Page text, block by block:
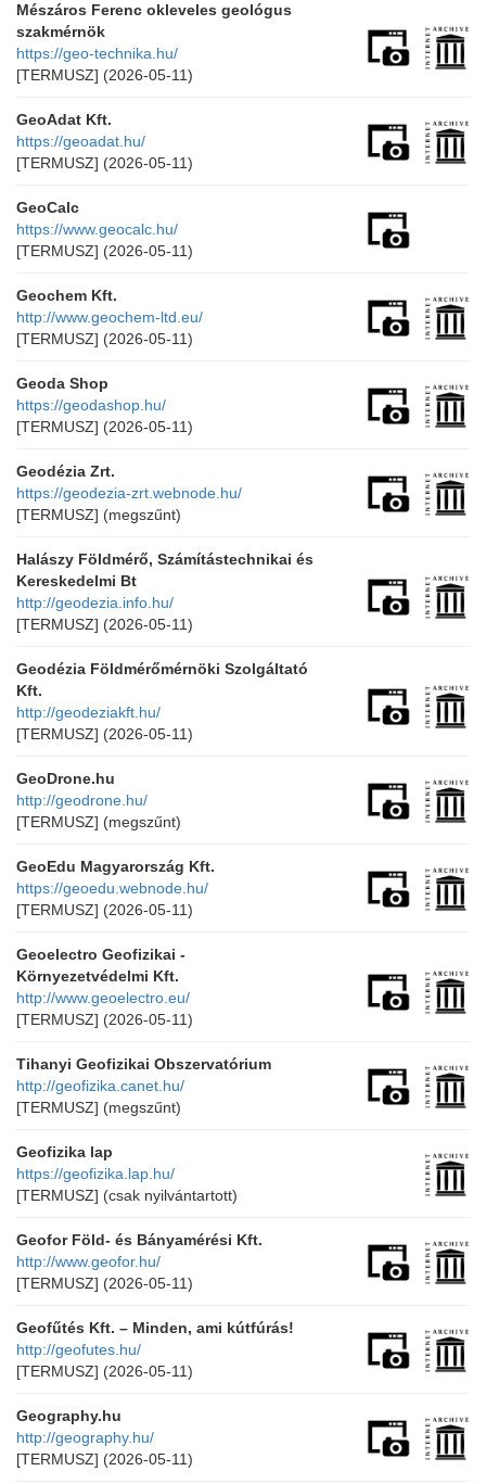
Mészáros Ferenc okleveles geológus
szakmérnök
https://geo-technika.hu/
[TERMUSZ] (2026-05-11)
GeoAdat Kft.
https://geoadat.hu/
[TERMUSZ] (2026-05-11)
GeoCalc
https://www.geocalc.hu/
[TERMUSZ] (2026-05-11)
Geochem Kft.
http://www.geochem-ltd.eu/
[TERMUSZ] (2026-05-11)
Geoda Shop
https://geodashop.hu/
[TERMUSZ] (2026-05-11)
Geodézia Zrt.
https://geodezia-zrt.webnode.hu/
[TERMUSZ] (megszűnt)
Halászy Földmérő, Számítástechnikai és
Kereskedelmi Bt
http://geodezia.info.hu/
[TERMUSZ] (2026-05-11)
Geodézia Földmérőmérnöki Szolgáltató
Kft.
http://geodeziakft.hu/
[TERMUSZ] (2026-05-11)
GeoDrone.hu
http://geodrone.hu/
[TERMUSZ] (megszűnt)
GeoEdu Magyarország Kft.
https://geoedu.webnode.hu/
[TERMUSZ] (2026-05-11)
Geoelectro Geofizikai -
Környezetvédelmi Kft.
http://www.geoelectro.eu/
[TERMUSZ] (2026-05-11)
Tihanyi Geofizikai Obszervatórium
http://geofizika.canet.hu/
[TERMUSZ] (megszűnt)
Geofizika lap
https://geofizika.lap.hu/
[TERMUSZ] (csak nyilvántartott)
Geofor Föld- és Bányamérési Kft.
http://www.geofor.hu/
[TERMUSZ] (2026-05-11)
Geofűtés Kft. – Minden, ami kútfúrás!
http://geofutes.hu/
[TERMUSZ] (2026-05-11)
Geography.hu
http://geography.hu/
[TERMUSZ] (2026-05-11)